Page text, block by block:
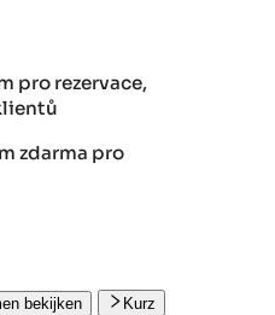
pro rezervace,
zdarma pro
bekijken Kurz